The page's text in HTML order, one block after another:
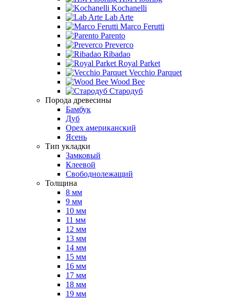
Kochanelli
Lab Arte
Marco Ferutti
Parento
Preverco
Ribadao
Royal Parket
Vecchio Parquet
Wood Bee
Стародуб
Порода древесины
Бамбук
Дуб
Орех американский
Ясень
Тип укладки
Замковый
Клеевой
Свободнолежащий
Толщина
8 мм
9 мм
10 мм
11 мм
12 мм
13 мм
14 мм
15 мм
16 мм
17 мм
18 мм
19 мм